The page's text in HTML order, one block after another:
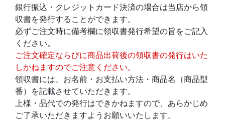
銀行振込・クレジットカード決済の場合は当店から領
収書を発行することができます。
必ずご注文時に備考欄に領収書発行希望の旨をご記入
ください。
ご注文確定ならびに商品出荷後の領収書の発行はいた
しかねますのでご注意ください。
領収書には、お名前・お支払い方法・商品名（商品型
番）を記載させていただきます。
上様・品代での発行はできかねますので、あらかじめ
ご了承いただきますようお願いいたします。